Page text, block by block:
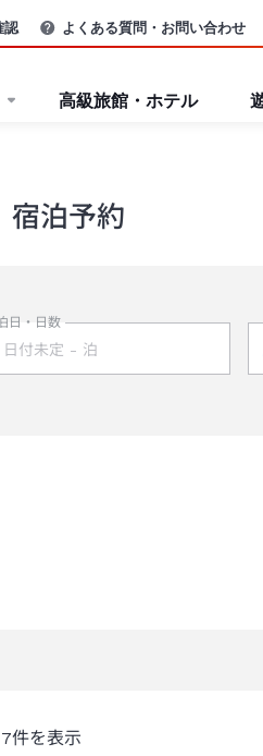
認 よくある質問・お問い合わせ
高級旅館・ホテル
宿泊予約
日・日数
件を表示